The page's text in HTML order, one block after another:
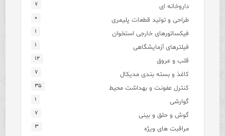
داروخانه ای ۷
طراحی و تولید قطعات پلیمری ۰
فیکساتورهای خارجی استخوان ۱
فیلترهای آزمایشگاهی ۱
قلب و عروق ۱۲
کاغذ و بسته بندی مدیکال ۷
کنترل عفونت و بهداشت محیط ۳۵
گوارشی ۱
گوش و حلق و بینی ۷
مراقبت های ویژه ۳